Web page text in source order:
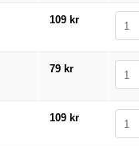
109 kr
79 kr
109 kr